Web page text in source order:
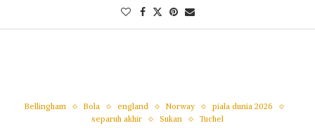
Bellingham Bola england Norway
piala dunia 2026
separuh akhir
Sukan Tuchel